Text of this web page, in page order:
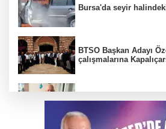
Bursa'da seyir
BTSO Başkan Adayı
çalışmalarına
hayatını kaybetti